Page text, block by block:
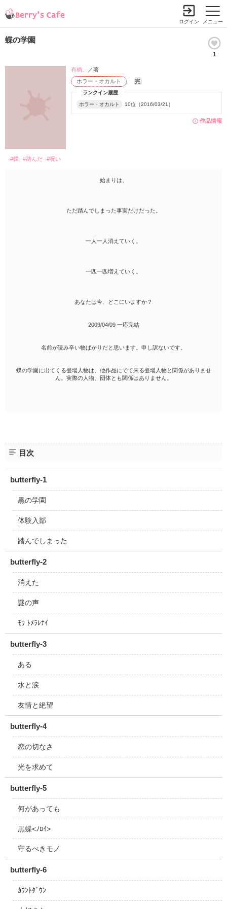
メニュー
ログイン
蝶の学園
1
作品情報
ランクイン履歴
ホラー・オカルト 10位（2016/03/21）
ホラー・オカルト 完
有栖。 ／著
#蝶 #踏んだ #呪い
始まりは、
ただ踏んでしまった事実だけだった。
一人一人消えていく。
一匹一匹増えていく。
あなたは今、どこにいますか？
2009/04/09 一応完結
名前が読み辛い物ばかりだと思います。申し訳ないです。
蝶の学園に出てくる登場人物は、他作品にでて来る登場人物と関係がありませ
ん。実際の人物、団体とも関係はありません。
目次
butterfly-1
黒の学園
体験入部
踏んでしまった
butterfly-2
消えた
謎の声
ﾓｳ ﾄﾒﾗﾚﾅｲ
butterfly-3
ある
水と涙
友情と絶望
butterfly-4
恋の切なさ
光を求めて
butterfly-5
何があっても
黒蝶<ﾉﾛｲ>
守るべきモノ
butterfly-6
ｶｳﾝﾄﾀﾞｳﾝ